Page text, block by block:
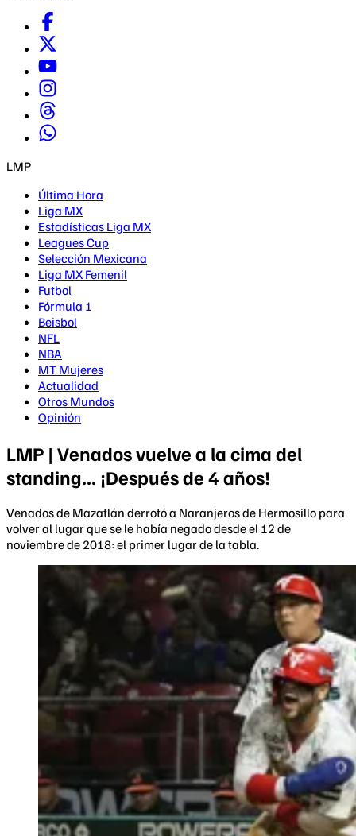
LMP
Última Hora
Liga MX
Estadísticas Liga MX
Leagues Cup
Selección Mexicana
Liga MX Femenil
Futbol
Fórmula 1
Beisbol
NFL
NBA
MT Mujeres
Actualidad
Otros Mundos
Opinión
LMP | Venados vuelve a la cima del
standing... ¡Después de 4 años!
Venados de Mazatlán derrotó a Naranjeros de Hermosillo para
volver al lugar que se le había negado desde el 12 de
noviembre de 2018: el primer lugar de la tabla.